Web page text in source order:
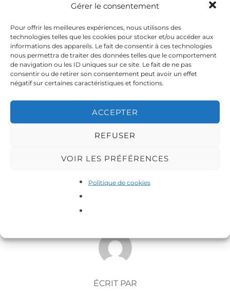
Gérer le consentement
Pour offrir les meilleures expériences, nous utilisons des
technologies telles que les cookies pour stocker et/ou accéder aux
informations des appareils. Le fait de consentir à ces technologies
nous permettra de traiter des données telles que le comportement
de navigation ou les ID uniques sur ce site. Le fait de ne pas
consentir ou de retirer son consentement peut avoir un effet
négatif sur certaines caractéristiques et fonctions.
ACCEPTER
REFUSER
VOIR LES PRÉFÉRENCES
Politique de cookies
L’association Da-Mas est intervenu dans
l’émission «Tout un monde »de« Radio RCF Nord
de France » le 18 Octobre 2016
Réécoute (après inscription sur le site) :
AUTEUR DE LA PUBLICATION
ÉCRIT PAR